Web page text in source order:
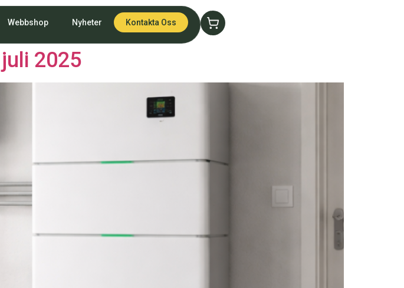
Webbshop Nyheter Kontakta Oss
2025